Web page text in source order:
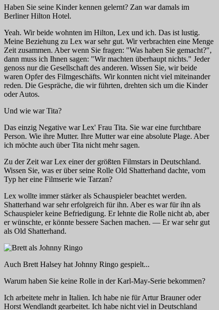
Haben Sie seine Kinder kennen gelernt? Zan war damals im
Berliner Hilton Hotel.
Yeah. Wir beide wohnten im Hilton, Lex und ich. Das ist lustig.
Meine Beziehung zu Lex war sehr gut. Wir verbrachten eine Menge
Zeit zusammen. Aber wenn Sie fragen: "Was haben Sie gemacht?",
dann muss ich Ihnen sagen: "Wir machten überhaupt nichts." Jeder
genoss nur die Gesellschaft des anderen. Wissen Sie, wir beide
waren Opfer des Filmgeschäfts. Wir konnten nicht viel miteinander
reden. Die Gespräche, die wir führten, drehten sich um die Kinder
oder Autos.
Und wie war Tita?
Das einzig Negative war Lex' Frau Tita. Sie war eine furchtbare
Person. Wie ihre Mutter. Ihre Mutter war eine absolute Plage. Aber
ich möchte auch über Tita nicht mehr sagen.
Zu der Zeit war Lex einer der größten Filmstars in Deutschland.
Wissen Sie, was er über seine Rolle Old Shatterhand dachte, vom
Typ her eine Filmserie wie Tarzan?
Lex wollte immer stärker als Schauspieler beachtet werden.
Shatterhand war sehr erfolgreich für ihn. Aber es war für ihn als
Schauspieler keine Befriedigung. Er lehnte die Rolle nicht ab, aber
er wünschte, er könnte bessere Sachen machen. — Er war sehr gut
als Old Shatterhand.
Auch Brett Halsey hat Johnny Ringo gespielt...
Warum haben Sie keine Rolle in der Karl-May-Serie bekommen?
Ich arbeitete mehr in Italien. Ich habe nie für Artur Brauner oder
Horst Wendlandt gearbeitet. Ich habe nicht viel in Deutschland